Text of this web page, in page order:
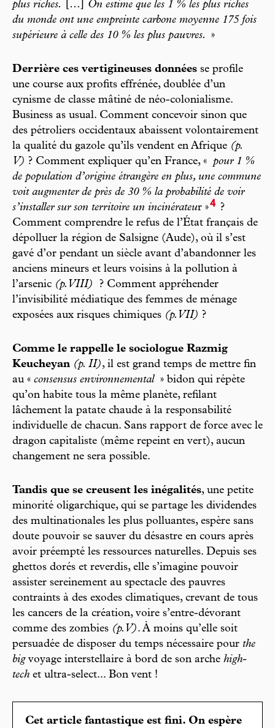
plus riches. […] On estime que les 1 % les plus riches
du monde ont une empreinte carbone moyenne 175 fois
supérieure à celle des 10 % les plus pauvres.
»
Derrière ces vertigineuses données se profile
une course aux profits effrénée, doublée d’un
cynisme de classe mâtiné de néo-colonialisme.
Business as usual. Comment concevoir sinon que
des pétroliers occidentaux abaissent volontairement
la qualité du gazole qu’ils vendent en Afrique (p.
V) ? Comment expliquer qu’en France, « pour 1 %
de population d’origine étrangère en plus, une commune
voit augmenter de près de 30 % la probabilité de voir
s’installer sur son territoire un incinérateur »4 ?
Comment comprendre le refus de l’État français de
dépolluer la région de Salsigne (Aude), où il s’est
gavé d’or pendant un siècle avant d’abandonner les
anciens mineurs et leurs voisins à la pollution à
l’arsenic (p. VIII)
? Comment appréhender
l’invisibilité médiatique des femmes de ménage
exposées aux risques chimiques (p. VII) ?
Comme le rappelle le sociologue Razmig
Keucheyan (p. II), il est grand temps de mettre fin
au « consensus environnemental » bidon qui répète
qu’on habite tous la même planète, refilant
lâchement la patate chaude à la responsabilité
individuelle de chacun. Sans rapport de force avec le
dragon capitaliste (même repeint en vert), aucun
changement ne sera possible.
Tandis que se creusent les inégalités, une petite
minorité oligarchique, qui se partage les dividendes
des multinationales les plus polluantes, espère sans
doute pouvoir se sauver du désastre en cours après
avoir préempté les ressources naturelles. Depuis ses
ghettos dorés et reverdis, elle s’imagine pouvoir
assister sereinement au spectacle des pauvres
contraints à des exodes climatiques, crevant de tous
les cancers de la création, voire s’entre-dévorant
comme des zombies (p. V). À moins qu’elle soit
persuadée de disposer du temps nécessaire pour the
bigvoyage interstellaire à bord de son arche high-
tech et ultra-select... Bon vent !
Cet article fantastique est fini. On espère